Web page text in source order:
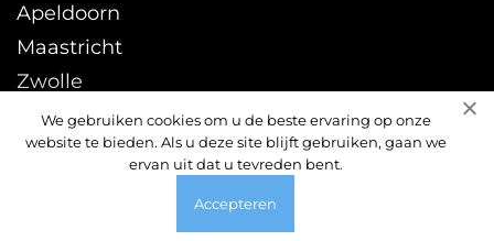
We gebruiken cookies om u de beste ervaring op onze
website te bieden. Als u deze site blijft gebruiken, gaan we
ervan uit dat u tevreden bent.
Accepteren
Apeldoorn
Maastricht
Zwolle
Leeuwarden
Sittard